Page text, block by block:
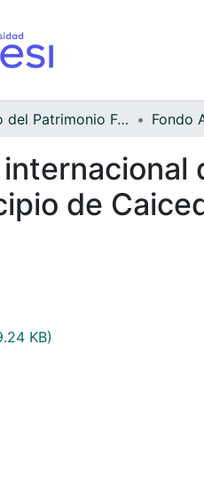
Archivo del Patrimonio Fotográfico y Fílmico del Valle del Cauca
de
KB)